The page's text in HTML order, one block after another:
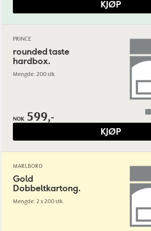
KJØP
PRINCE
rounded taste
hardbox.
Mengde: 200 stk
NOK 599,-
KJØP
MARLBORO
Gold
Dobbeltkartong.
Mengde: 2 x 200 stk.